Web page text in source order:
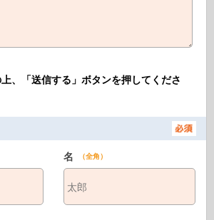
、「送信する」ボタンを押してくださ
名 （全角）